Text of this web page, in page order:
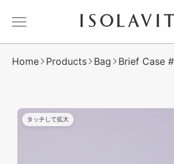
ニ
ー
Home Products Bag Brief Case
タッチして拡大